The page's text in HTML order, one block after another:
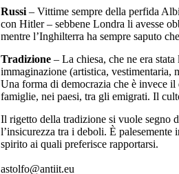
Russi – Vittime sempre della perfida
con Hitler – sebbene Londra li avesse
mentre l’Inghilterra ha sempre saputo
Tradizione – La chiesa, che ne era
immaginazione (artistica, vestimentaria,
Una forma di democrazia che è invece
famiglie, nei paesi, tra gli emigrati. Il
Il rigetto della tradizione si vuole segno
l’insicurezza tra i deboli. È
spirito ai quali preferisce rapportarsi.
astolfo@antiit.eu